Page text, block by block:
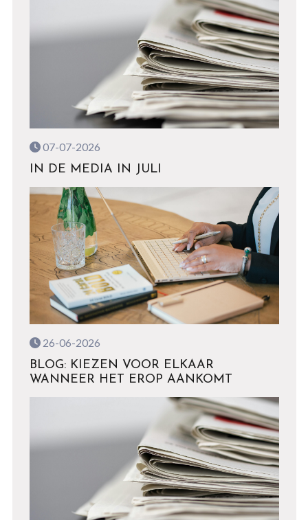
07-07-2026
IN DE MEDIA IN JULI
26-06-2026
BLOG: KIEZEN VOOR ELKAAR
WANNEER HET EROP AANKOMT